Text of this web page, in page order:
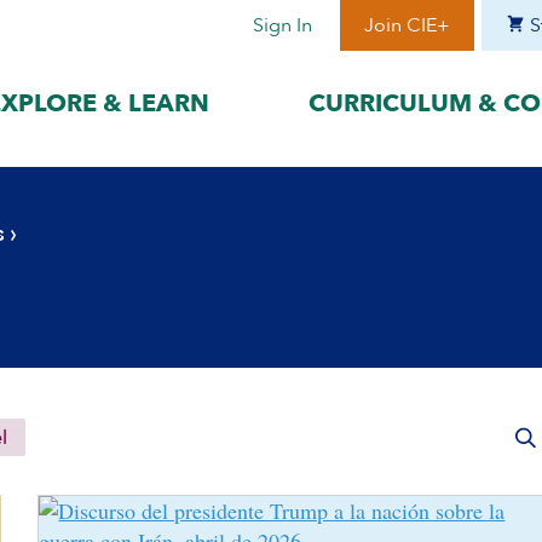
Sign In Join CIE+
& LEARN CURRICULUM &
best suits
with the
Deutsch
Explore
Era I:
Era II:
1948
›